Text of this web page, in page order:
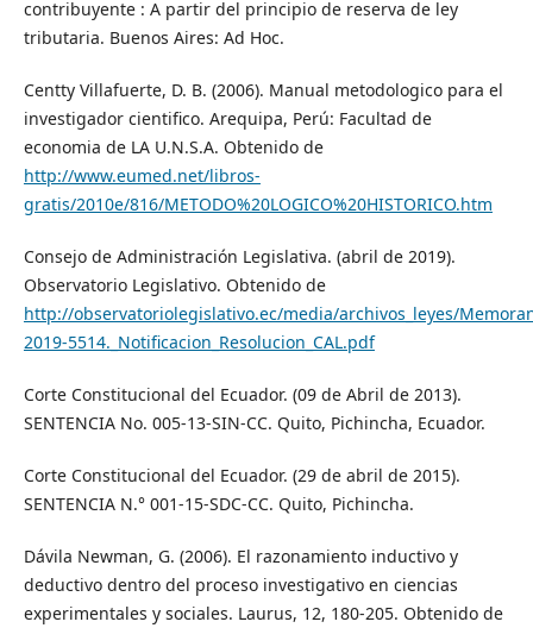
contribuyente : A partir del principio de reserva de ley
tributaria. Buenos Aires: Ad Hoc.
Centty Villafuerte, D. B. (2006). Manual metodologico para el
investigador cientifico. Arequipa, Perú: Facultad de
economia de LA U.N.S.A. Obtenido de
http://www.eumed.net/libros-
gratis/2010e/816/METODO%20LOGICO%20HISTORICO.htm
Consejo de Administración Legislativa. (abril de 2019).
Observatorio Legislativo. Obtenido de
http://observatoriolegislativo.ec/media/archivos_leyes/
2019-5514._Notificacion_Resolucion_CAL.pdf
Corte Constitucional del Ecuador. (09 de Abril de 2013).
SENTENCIA No. 005-13-SIN-CC. Quito, Pichincha, Ecuador.
Corte Constitucional del Ecuador. (29 de abril de 2015).
SENTENCIA N.° 001-15-SDC-CC. Quito, Pichincha.
Dávila Newman, G. (2006). El razonamiento inductivo y
deductivo dentro del proceso investigativo en ciencias
experimentales y sociales. Laurus, 12, 180-205. Obtenido de